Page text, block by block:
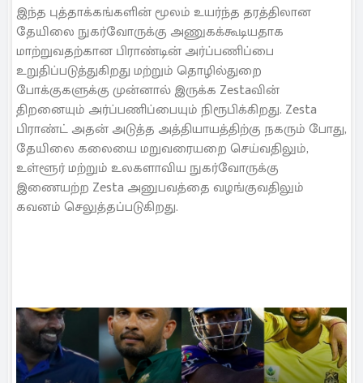
இந்த புத்தாக்கங்களின் மூலம் உயர்ந்த தரத்திலான
தேயிலை நுகர்வோருக்கு அணுகக்கூடியதாக
மாற்றுவதற்கான பிராண்டின் அர்ப்பணிப்பை
உறுதிப்படுத்துகிறது மற்றும் தொழில்துறை
போக்குகளுக்கு முன்னால் இருக்க Zestaவின்
திறனையும் அர்ப்பணிப்பையும் நிரூபிக்கிறது. Zesta
பிராண்ட் அதன் அடுத்த அத்தியாயத்திற்கு நகரும் போது,
தேயிலை கலையை மறுவரையறை செய்வதிலும்,
உள்ளூர் மற்றும் உலகளாவிய நுகர்வோருக்கு
இணையற்ற Zesta அனுபவத்தை வழங்குவதிலும்
கவனம் செலுத்தப்படுகிறது.